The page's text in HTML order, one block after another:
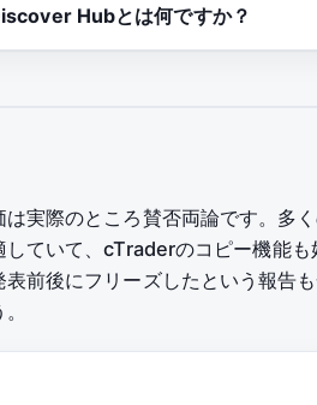
Hubとは何ですか？
は実際のところ賛否両論です。多
していて、cTraderのコピー機能
表前後にフリーズしたという報告